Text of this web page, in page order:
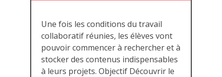
Une fois les conditions du travail
collaboratif réunies, les élèves vont
pouvoir commencer à rechercher et à
stocker des contenus indispensables
à leurs projets. Objectif Découvrir le